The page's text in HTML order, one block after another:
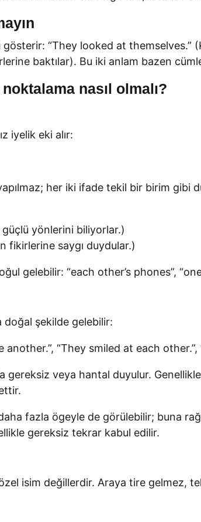
“They looked at themselves.”
baktılar). Bu iki anlam bazen
nasıl olmalı?
iyelik eki alır:
her iki ifade tekil bir birim gibi
yönlerini biliyorlar.)
fikirlerine saygı duydular.)
gelebilir: “each other’s phones”,
şekilde gelebilir:
“They smiled at each
gereksiz veya hantal duyulur.
fazla ögeyle de görülebilir; buna
gereksiz tekrar kabul edilir.
isim değillerdir. Araya tire gelmez,